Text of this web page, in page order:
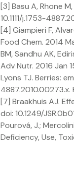
[3] Basu A, Rhone
10.1111/j.1753-
[4] Giampieri F,
Food Chem. 2014
BM, Sandhu AK,
Adv Nutr. 2016 Jan
Lyons TJ. Berries:
4887.2010.00273.x.
[7] Braakhuis AJ.
doi: 10.1249/
Pourová, J.;
Deficiency, Use,